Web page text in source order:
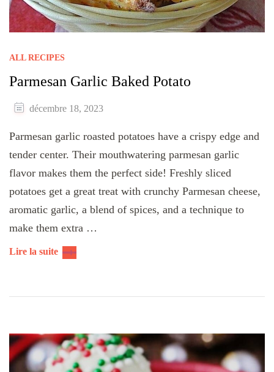
ALL RECIPES
Parmesan Garlic Baked Potato
décembre 18, 2023
Parmesan garlic roasted potatoes have a crispy edge and
tender center. Their mouthwatering parmesan garlic
flavor makes them the perfect side! Freshly sliced
potatoes get a great treat with crunchy Parmesan cheese,
aromatic garlic, a blend of spices, and a technique to
make them extra …
Lire la suite